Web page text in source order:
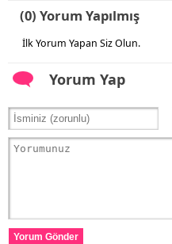
(0) Yorum Yapılmış
İlk Yorum Yapan Siz Olun.
Yorum Yap
Yorum Gönder